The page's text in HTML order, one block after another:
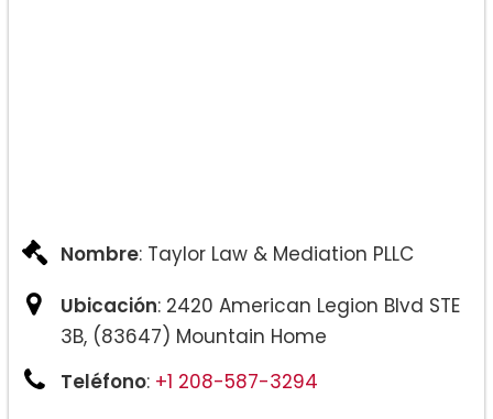
Nombre: Taylor Law & Mediation PLLC
Ubicación: 2420 American Legion Blvd STE
3B, (83647) Mountain Home
Teléfono: +1 208-587-3294